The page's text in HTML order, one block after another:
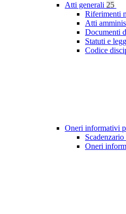
Atti generali 25
Riferimenti
Atti
Documenti
Statuti e
Codice
Oneri informativi
Oneri